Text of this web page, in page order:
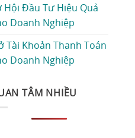
Hội Đầu Tư Hiệu Quả
Doanh Nghiệp
Tài Khoản Thanh Toán
Doanh Nghiệp
TÂM NHIỀU